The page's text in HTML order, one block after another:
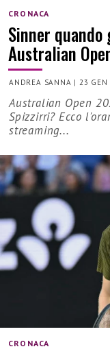
CRONACA
Sinner
Australian
ANDREA SANNA |23 GEN
Australian Open
Spizzirri? Ecco
streaming...
CRONACA